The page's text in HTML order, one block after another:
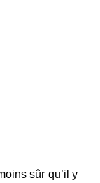
sûr qu’il y